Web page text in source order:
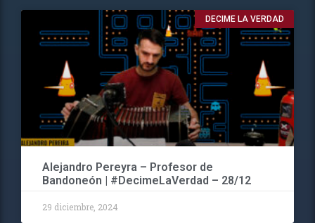
DECIME LA VERDAD
Alejandro Pereyra – Profesor de
Bandoneón | #DecimeLaVerdad – 28/12
29 diciembre, 2024